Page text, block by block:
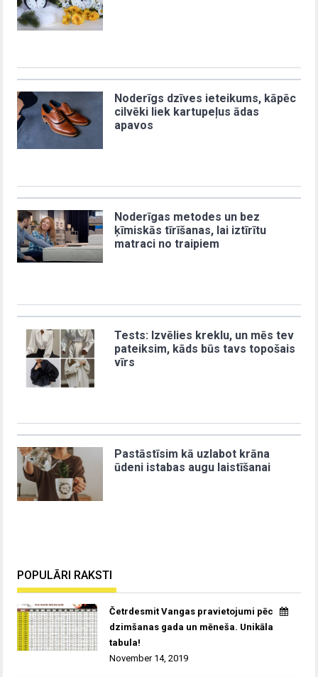
Noderīgs dzīves ieteikums, kāpēc
cilvēki liek kartupeļus ādas
apavos
Noderīgas metodes un bez
ķīmiskās tīrīšanas, lai iztīrītu
matraci no traipiem
Tests: Izvēlies kreklu, un mēs tev
pateiksim, kāds būs tavs topošais
vīrs
Pastāstīsim kā uzlabot krāna
ūdeni istabas augu laistīšanai
POPULĀRI RAKSTI
Četrdesmit Vangas pravietojumi pēc
dzimšanas gada un mēneša. Unikāla
tabula!
November 14, 2019